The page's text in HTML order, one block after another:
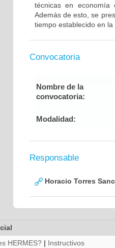
técnicas en economía
Además de esto, se
tiempo establecido en
Convocatoria
Nombre de la
convocatoria:
Modalidad:
Responsable
Horacio Torres
HERMES? | Instructivos